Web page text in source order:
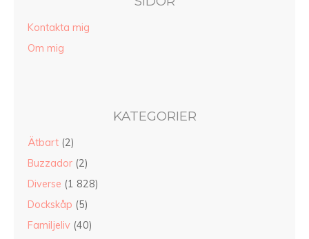
Kontakta mig
Om mig
KATEGORIER
Ätbart (2)
Buzzador (2)
Diverse (1 828)
Dockskåp (5)
Familjeliv (40)